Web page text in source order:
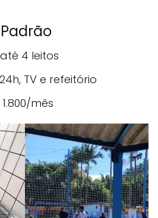
4 leitos
TV e refeitório
mês